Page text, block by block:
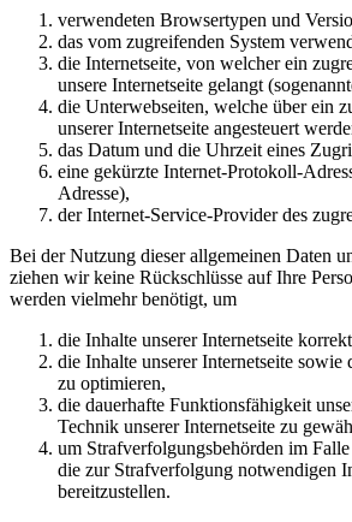
verwendeten Browsertypen und
das vom zugreifenden System
die Internetseite, von welcher ein
unsere Internetseite gelangt
die Unterwebseiten, welche über ein
unserer Internetseite angesteuert
das Datum und die Uhrzeit eines
eine gekürzte Internet-Protokoll-
Adresse),
der Internet-Service-Provider des
Bei der Nutzung dieser allgemeinen Daten
ziehen wir keine Rückschlüsse auf Ihre
werden vielmehr benötigt, um
die Inhalte unserer Internetseite
die Inhalte unserer Internetseite sowie
zu optimieren,
die dauerhafte Funktionsfähigkeit
Technik unserer Internetseite zu
um Strafverfolgungsbehörden im
die zur Strafverfolgung notwendigen
bereitzustellen.